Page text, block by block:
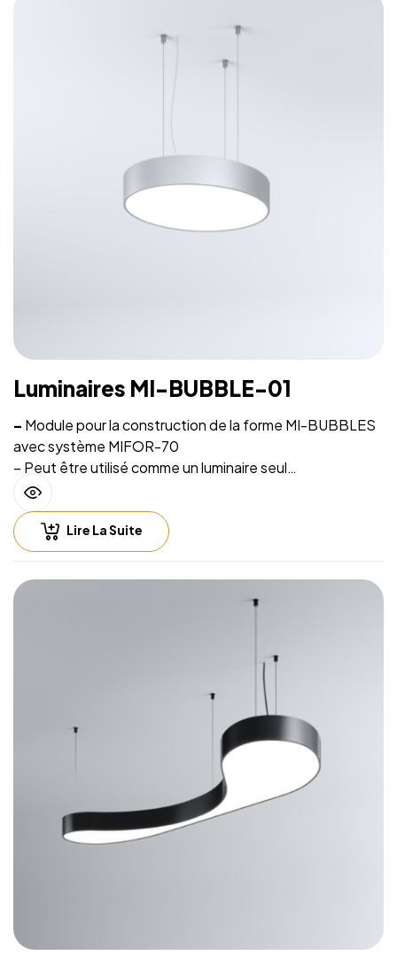
Luminaires MI-BUBBLE-01
– Module pour la construction de la forme MI-BUBBLES
avec système MIFOR-70
– Peut être utilisé comme un luminaire seul
– Source lumineuse intégrée et système de suspension
sur filins
– Hauteur de suspension facilement réglable
– Compatible with lighting control including Casambi
– Fichiers CAD 2D et BIM 3D disponibles en plusieurs
– Luminaire fourni sans alimentation LED
Lire La Suite